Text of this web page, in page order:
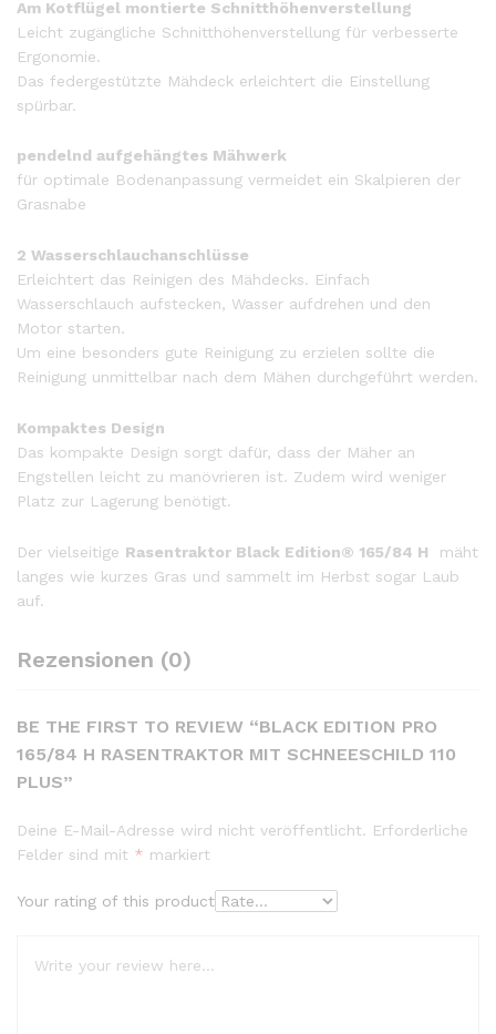
Am Kotflügel montierte Schnitthöhenverstellung
Leicht zugängliche Schnitthöhenverstellung für verbesserte
Ergonomie.
Das federgestützte Mähdeck erleichtert die Einstellung
spürbar.
pendelnd aufgehängtes Mähwerk
für optimale Bodenanpassung vermeidet ein Skalpieren der
Grasnabe
2 Wasserschlauchanschlüsse
Erleichtert das Reinigen des Mähdecks. Einfach
Wasserschlauch aufstecken, Wasser aufdrehen und den
Motor starten.
Um eine besonders gute Reinigung zu erzielen sollte die
Reinigung unmittelbar nach dem Mähen durchgeführt werden.
Kompaktes Design
Das kompakte Design sorgt dafür, dass der Mäher an
Engstellen leicht zu manövrieren ist. Zudem wird weniger
Platz zur Lagerung benötigt.
Der vielseitige Rasentraktor Black Edition® 165/84 H mäht
langes wie kurzes Gras und sammelt im Herbst sogar Laub
auf.
Rezensionen (0)
BE THE FIRST TO REVIEW “BLACK EDITION PRO
165/84 H RASENTRAKTOR MIT SCHNEESCHILD 110
PLUS”
Deine E-Mail-Adresse wird nicht veröffentlicht. Erforderliche
Felder sind mit * markiert
Your rating of this product